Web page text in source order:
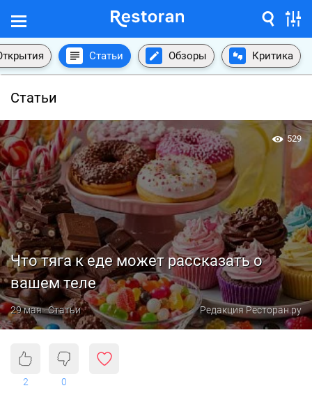
Статьи Обзоры Критика
Статьи
Что тяга к еде может рассказать о
вашем теле
29 мая · Статьи Редакция Ресторан.ру
529
2 0